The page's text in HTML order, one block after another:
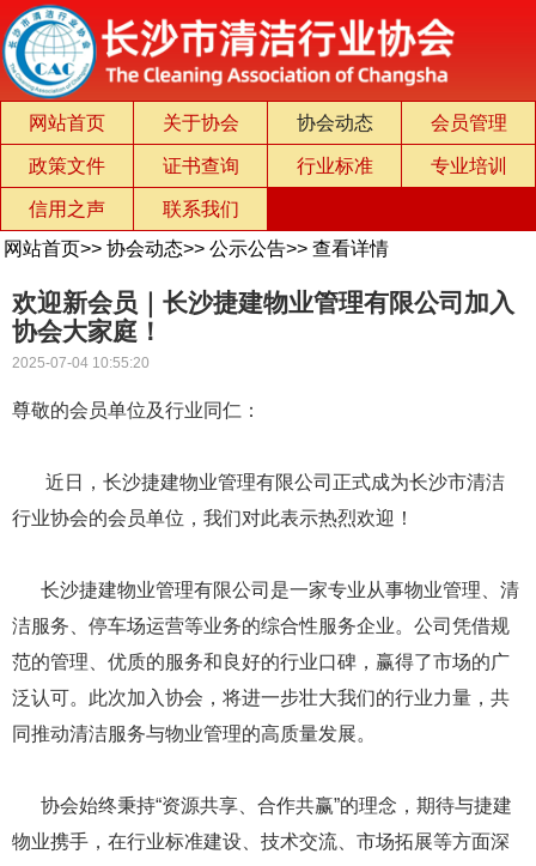
网站首页 关于协会 协会动态 会员管理
政策文件 证书查询 行业标准 专业培训
信用之声
联系我们
网站首页>> 协会动态>> 公示公告>> 查看详情
欢迎新会员｜长沙捷建物业管理有限公司加入
协会大家庭！
2025-07-04 10:55:20
尊敬的会员单位及行业同仁：
近日，长沙捷建物业管理有限公司正式成为长沙市清洁
行业协会的会员单位，我们对此表示热烈欢迎！
长沙捷建物业管理有限公司是一家专业从事物业管理、清
洁服务、停车场运营等业务的综合性服务企业。公司凭借规
范的管理、优质的服务和良好的行业口碑，赢得了市场的广
泛认可。此次加入协会，将进一步壮大我们的行业力量，共
同推动清洁服务与物业管理的高质量发展。
协会始终秉持“资源共享、合作共赢”的理念，期待与捷建
物业携手，在行业标准建设、技术交流、市场拓展等方面深